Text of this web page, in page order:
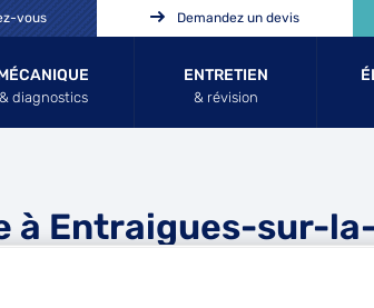
& diagnostics
ENTRETIEN
& révision
vous Demandez un devis
à Entraigues-sur-